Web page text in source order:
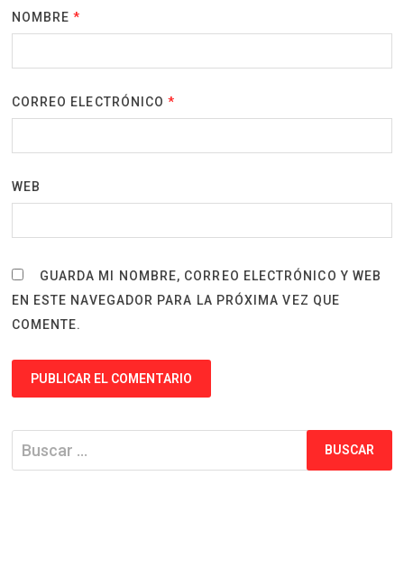
NOMBRE*
CORREO ELECTRÓNICO*
WEB
GUARDA MI NOMBRE, CORREO ELECTRÓNICO Y WEB
EN ESTE NAVEGADOR PARA LA PRÓXIMA VEZ QUE
COMENTE.
Buscar: